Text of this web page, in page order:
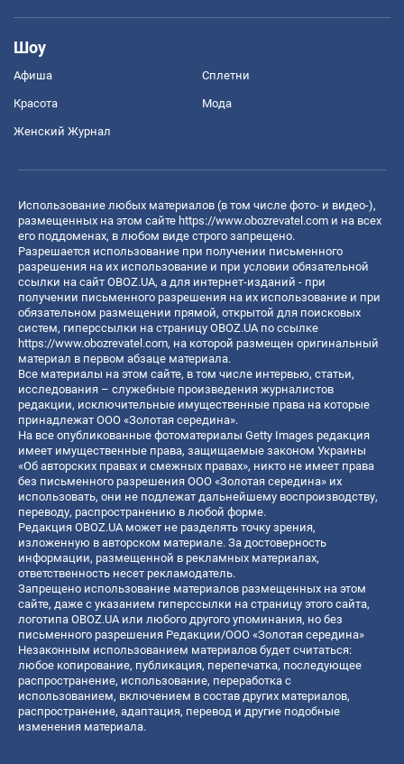
Шоу
Афиша Сплетни
Красота Мода
Женский Журнал
Использование любых материалов (в том числе фото- и видео-),
размещенных на этом сайте https://www.obozrevatel.com и на всех
его поддоменах, в любом виде строго запрещено.
Разрешается использование при получении письменного
разрешения на их использование и при условии обязательной
ссылки на сайт OBOZ.UA, а для интернет-изданий - при
получении письменного разрешения на их использование и при
обязательном размещении прямой, открытой для поисковых
систем, гиперссылки на страницу OBOZ.UA по ссылке
https://www.obozrevatel.com, на которой размещен оригинальный
материал в первом абзаце материала.
Все материалы на этом сайте, в том числе интервью, статьи,
исследования – служебные произведения журналистов
редакции, исключительные имущественные права на которые
принадлежат ООО «Золотая середина».
На все опубликованные фотоматериалы Getty Images редакция
имеет имущественные права, защищаемые законом Украины
«Об авторских правах и смежных правах», никто не имеет права
без письменного разрешения ООО «Золотая середина» их
использовать, они не подлежат дальнейшему воспроизводству,
переводу, распространению в любой форме.
Редакция OBOZ.UA может не разделять точку зрения,
изложенную в авторском материале. За достоверность
информации, размещенной в рекламных материалах,
ответственность несет рекламодатель.
Запрещено использование материалов размещенных на этом
сайте, даже с указанием гиперссылки на страницу этого сайта,
логотипа OBOZ.UA или любого другого упоминания, но без
письменного разрешения Редакции/ООО «Золотая середина»
Незаконным использованием материалов будет считаться:
любое копирование, публикация, перепечатка, последующее
распространение, использование, переработка с
использованием, включением в состав других материалов,
распространение, адаптация, перевод и другие подобные
изменения материала.